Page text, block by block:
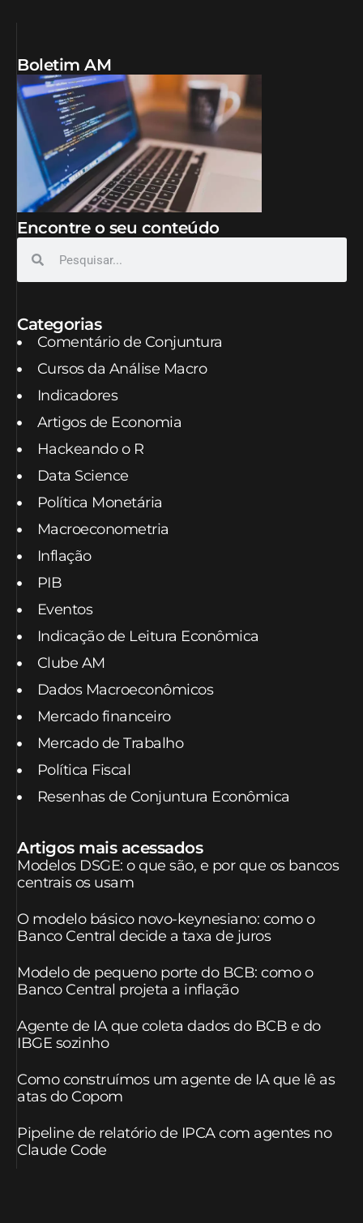
Boletim AM
Encontre o seu conteúdo
Categorias
Comentário de Conjuntura
Cursos da Análise Macro
Indicadores
Artigos de Economia
Hackeando o R
Data Science
Política Monetária
Macroeconometria
Inflação
PIB
Eventos
Indicação de Leitura Econômica
Clube AM
Dados Macroeconômicos
Mercado financeiro
Mercado de Trabalho
Política Fiscal
Resenhas de Conjuntura Econômica
Artigos mais acessados
Modelos DSGE: o que são, e por que os bancos
centrais os usam
O modelo básico novo-keynesiano: como o
Banco Central decide a taxa de juros
Modelo de pequeno porte do BCB: como o
Banco Central projeta a inflação
Agente de IA que coleta dados do BCB e do
IBGE sozinho
Como construímos um agente de IA que lê as
atas do Copom
Pipeline de relatório de IPCA com agentes no
Claude Code